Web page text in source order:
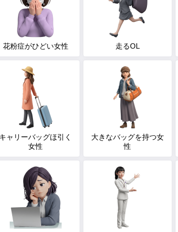
花粉症がひどい女性 走るOL
キャリーバッグほ引く
女性
大きなバッグを持つ女
性